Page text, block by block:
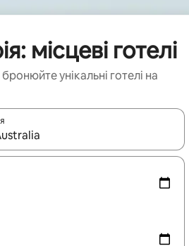
місцеві готелі
унікальні готелі на
пошуку, використовуйте для